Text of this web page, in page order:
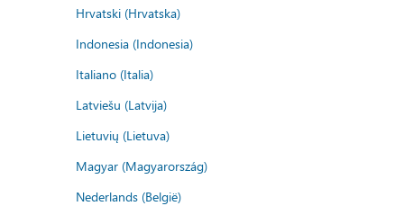
Hrvatski (Hrvatska)
Indonesia (Indonesia)
Italiano (Italia)
Latviešu (Latvija)
Lietuvių (Lietuva)
Magyar (Magyarország)
Nederlands (België)